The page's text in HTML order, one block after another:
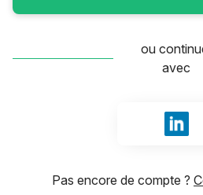
ou
avec
Se
Pas encore de compte ?